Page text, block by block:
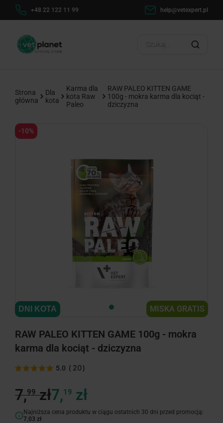
Dostawa od 0 zł ? Wysyłka w 24h ?
Strona
główna
Dla
kota
Karma dla
kota Raw
Paleo
RAW PALEO KITTEN GAME
100g - mokra karma dla kociąt -
dziczyzna
-10%
MISKA GRATIS
DNI KOTA
RAW PALEO KITTEN GAME 100g - mokra
karma dla kociąt - dziczyzna
5.0 ( 20)
7,99zł7,19 zł
Najniższa cena produktu w ciągu ostatnich 30 dni przed promocją:
7,03 zł